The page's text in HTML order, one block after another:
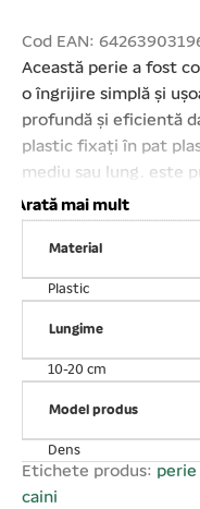
Cod EAN:
Această perie a fost
o îngrijire simplă și
profundă și eficientă
plastic fixați în pat
mediu sau lung. este
cauciucat, confortabil
țesalei – 12 cm.
utilizare
complet uscată.
creșterii părului.
treceți de mai multe
acordați o deosebită
animalului Dvs.
periere prea apăsată
Dacă remarcați o
imediat să folosiți
atunci când îl
Arată mai mult
Material
Plastic
Lungime
10-20 cm
Model produs
Dens
Etichete produs: perie
caini